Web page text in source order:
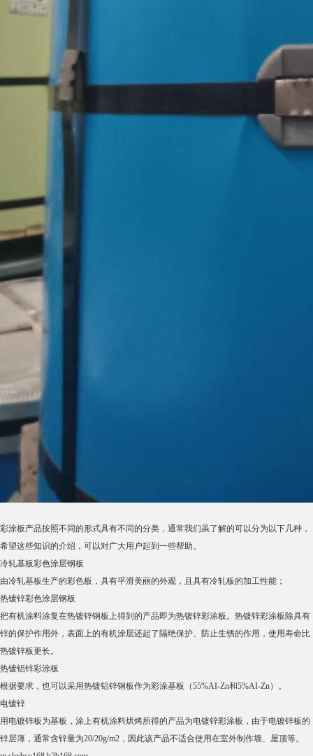
彩涂板产品按照不同的形式具有不同的分类，通常我们虽了解的可以分为以下几种，
希望这些知识的介绍，可以对广大用户起到一些帮助。
冷轧基板彩色涂层钢板
由冷轧基板生产的彩色板，具有平滑美丽的外观，且具有冷轧板的加工性能；
热镀锌彩色涂层钢板
把有机涂料涂复在热镀锌钢板上得到的产品即为热镀锌彩涂板。热镀锌彩涂板除具有
锌的保护作用外，表面上的有机涂层还起了隔绝保护、防止生锈的作用，使用寿命比
热镀锌板更长。
热镀铝锌彩涂板
根据要求，也可以采用热镀铝锌钢板作为彩涂基板（55%AI-Zn和5%AI-Zn）。
电镀锌
用电镀锌板为基板，涂上有机涂料烘烤所得的产品为电镀锌彩涂板，由于电镀锌板的
锌层薄，通常含锌量为20/20g/m2，因此该产品不适合使用在室外制作墙、屋顶等。